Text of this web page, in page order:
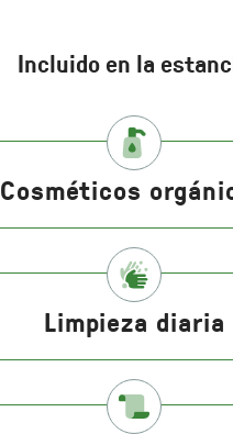
Incluido en la
Cosméticos
Limpieza diaria